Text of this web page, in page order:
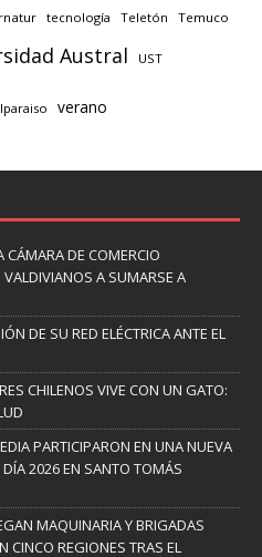
tecnología Teletón Temuco
Austral UST
verano
DE COMERCIO
A SUMARSE A
DE SU RED ELÉCTRICA ANTE EL
CHILENOS VIVE CON UN GATO:
PARTICIPARON EN UNA NUEVA
2026 EN SANTO TOMÁS
MAQUINARIA Y BRIGADAS
CINCO REGIONES TRAS EL